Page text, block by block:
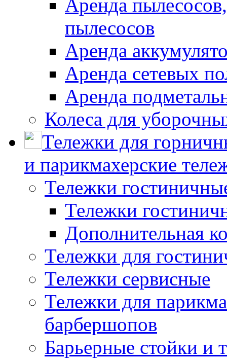
Аренда
пылесосов
Аренда
Аренда сетевых
Аренда
Колеса для
Тележки для
и парикмахерские
Тележки
Тележки
Дополнительная
Тележки для
Тележки сервисные
Тележки для
барбершопов
Барьерные стойки и